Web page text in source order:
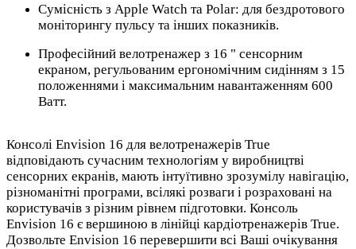
Сумісність з Apple Watch та Polar: для бездротового
моніторингу пульсу та інших показників.
Професійний велотренажер з 16 " сенсорним
екраном, регульованим ергономічним сидінням з 15
положеннями і максимальним навантаженням 600
Ватт.
Консолі Envision 16 для велотренажерів True
відповідають сучасним технологіям у виробництві
сенсорних екранів, мають інтуїтивно зрозумілу навігацію,
різноманітні програми, всілякі розваги і розраховані на
користувачів з різним рівнем підготовки. Консоль
Envision 16 є вершиною в лінійці кардіотренажерів True.
Дозвольте Envision 16 перевершити всі Ваші очікування